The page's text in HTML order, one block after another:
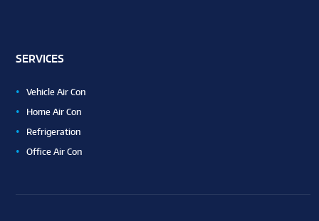
SERVICES
Vehicle Air Con
Home Air Con
Refrigeration
Office Air Con